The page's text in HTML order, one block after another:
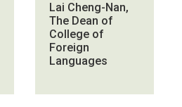
Lai Cheng-Nan,
The Dean of
College of
Foreign
Languages